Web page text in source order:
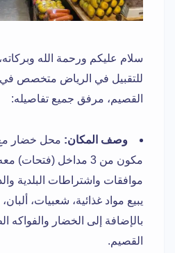
سلام عليكم ورحمة الله
للتقبيل في الرياض متخصص في
القصيم، مرفق جميع تفاصيله:
وصف المكان: محل خضار
مكون من 3 مداخل (فتحات)
موافقات واشتراطات البلدية
يبيع مواد غذائية، شعبيات،
بالإضافة إلى الخضار والفواكه
القصيم.